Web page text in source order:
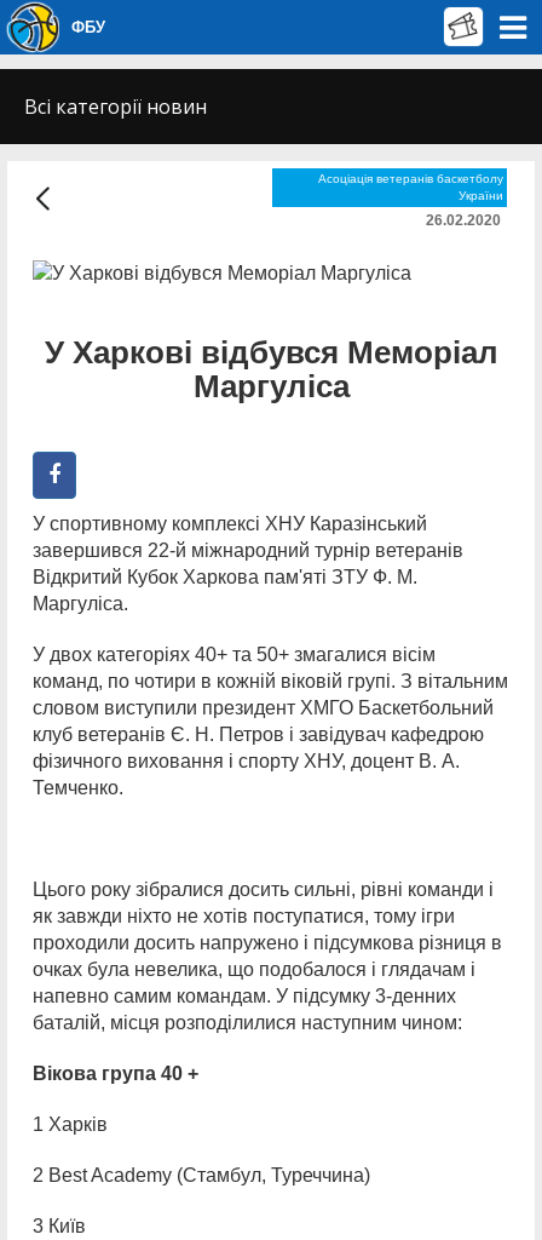
ФБУ
Всі категорії новин
Асоціація ветеранів баскетболу
України
26.02.2020
У Харкові відбувся Меморіал
Маргуліса
У спортивному комплексі ХНУ Каразінський
завершився 22-й міжнародний турнір ветеранів
Відкритий Кубок Харкова пам'яті ЗТУ Ф. М.
Маргуліса.
У двох категоріях 40+ та 50+ змагалися вісім
команд, по чотири в кожній віковій групі. З вітальним
словом виступили президент ХМГО Баскетбольний
клуб ветеранів Є. Н. Петров і завідувач кафедрою
фізичного виховання і спорту ХНУ, доцент В. А.
Темченко.
Цього року зібралися досить сильні, рівні команди і
як завжди ніхто не хотів поступатися, тому ігри
проходили досить напружено і підсумкова різниця в
очках була невелика, що подобалося і глядачам і
напевно самим командам. У підсумку 3-денних
баталій, місця розподілилися наступним чином:
Вікова група 40 +
1 Харків
2 Best Academy (Стамбул, Туреччина)
3 Київ